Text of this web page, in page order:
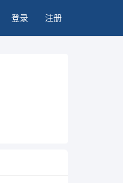
登录 注册